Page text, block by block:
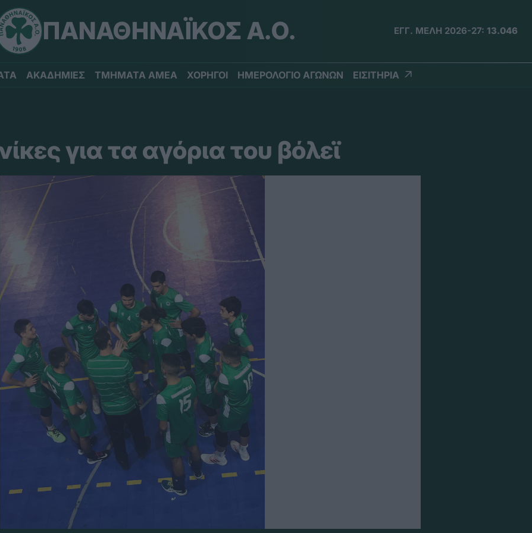
ΠΑΝΑΘΗΝΑΪΚΟΣ Α.Ο. ΕΓΓ. ΜΕΛΗ 2026-27: 13.046
ΑΚΑΔΗΜΙΕΣ ΤΜΗΜΑΤΑ ΑΜΕΑ ΧΟΡΗΓΟΙ ΗΜΕΡΟΛΟΓΙΟ ΑΓΩΝΩΝ ΕΙΣΙΤΗΡΙΑ
για τα αγόρια του βόλεϊ